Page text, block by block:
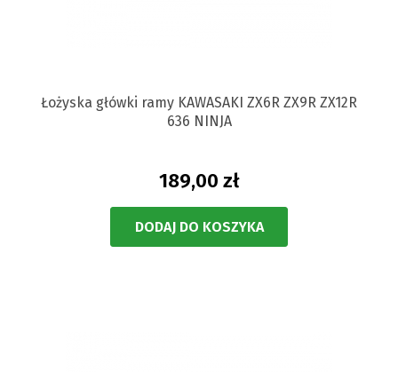
Łożyska główki ramy KAWASAKI ZX6R ZX9R ZX12R
636 NINJA
189,00 zł
DODAJ DO KOSZYKA